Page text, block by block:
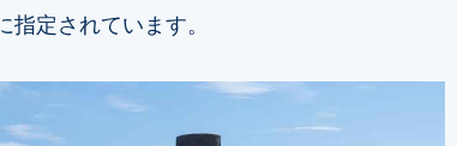
定されています。